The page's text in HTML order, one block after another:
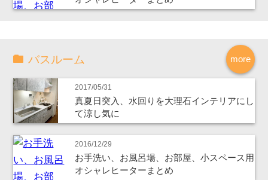
more
バスルーム
2017/05/31
真夏日突入、水回りを大理石インテリアにし
て涼し気に
2016/12/29
お手洗い、お風呂場、お部屋、小スペース用
オシャレヒーターまとめ